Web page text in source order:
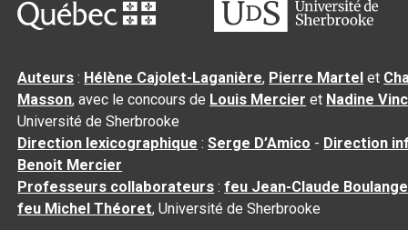
Auteurs : Hélène Cajolet-Laganière, Pierre Martel et
Masson, avec le concours de Louis Mercier et Nadine
Université de Sherbrooke
Direction lexicographique :Serge D’Amico - Direction
Benoit Mercier
Professeurs collaborateurs :feu Jean-Claude
feu Michel Théoret, Université de Sherbrooke